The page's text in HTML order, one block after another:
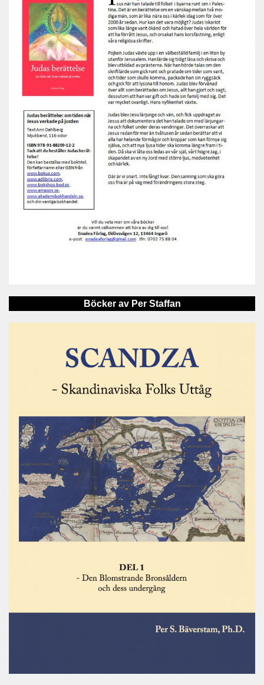
Böcker av Per Staffan